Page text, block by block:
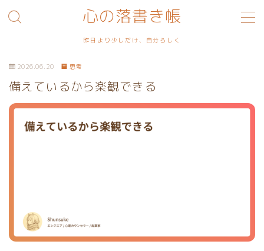
心の落書き帳
昨日より少しだけ、自分らしく
利用規約／特定商取引法に基づく表記
2026.06.20 思考
備えているから楽観できる